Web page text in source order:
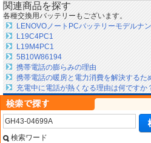
関連商品を探す
各種交換用バッテリーもございます。
LENOVOノートPCバッテリーモデルナ
L19C4PC1
L19M4PC1
5B10W86194
携帯電話の膨らみの理由
携帯電話の暖房と電力消費を解決するた
充電中に電話が熱くなる理由は何ですか
検索ワード